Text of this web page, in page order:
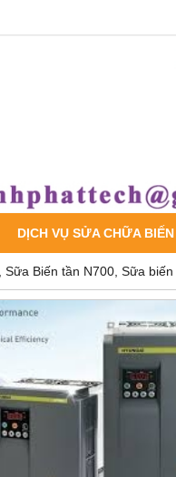
DỊCH VỤ SỬA CHỮA
Sữa Biến tần N700, Sữa